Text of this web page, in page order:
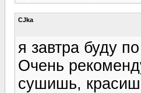
CJka
я завтра буду
Очень
сушишь,